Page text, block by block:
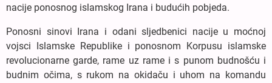
nacije ponosnog islamskog Irana i budućih pobjeda.
Ponosni sinovi Irana i odani sljedbenici nacije u moćnoj
vojsci Islamske Republike i ponosnom Korpusu islamske
revolucionarne garde, rame uz rame i s punom budnošću i
budnim očima, s rukom na okidaču i uhom na komandu